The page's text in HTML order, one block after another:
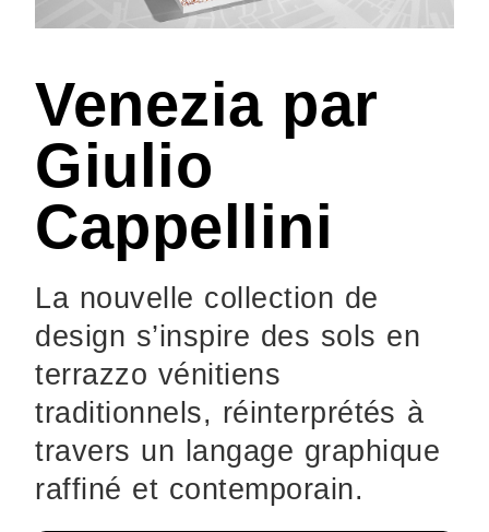
Venezia par
Giulio
Cappellini
La nouvelle collection de
design s’inspire des sols en
terrazzo vénitiens
traditionnels, réinterprétés à
travers un langage graphique
raffiné et contemporain.